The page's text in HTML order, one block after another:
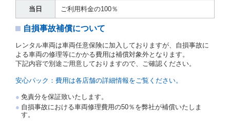
運転者の氏名、住所、運転免許の種類及び運転免許証
写しを添付するため、貸渡契約の締結にあたり、借受
人に対し、借受人の指定する運転者（以下「運転者」
といいます。）の運転免許証の提示を求めるほか、そ
の写しの提出を求めることがあります。この場合、借
受人は、自己が運転者であるときは自己の運転免許証
の運転免許証を提示するものとします。
交通局長通達「レンタカーに関する基本通達」（自
旅第138号 平成7年6月13日）の２．(10)及び(11)の
当日 ご利用料金の100％
自損事故補償について
レンタル車両は車両任意保険に加入しておりますが、自損事故に
よる車両の修理等にかかる費用は補償対象外となります。
下記内容で別途ご用意しておりますので、ご確認ください。
安心パック：費用は各店舗の詳細情報をご覧ください。
免責分を保証致いたします。
自損事故における車両修理費用の50％を弊社が補償いたしま
す。